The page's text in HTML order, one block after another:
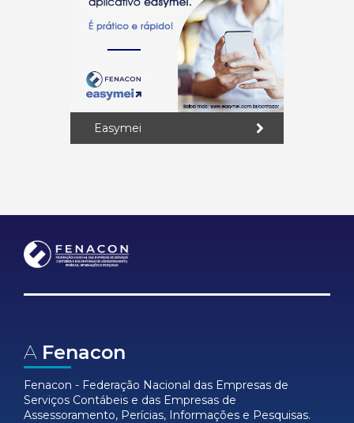
Easymei
A Fenacon
Fenacon - Federação Nacional das Empresas de
Serviços Contábeis e das Empresas de
Assessoramento, Perícias, Informações e Pesquisas.